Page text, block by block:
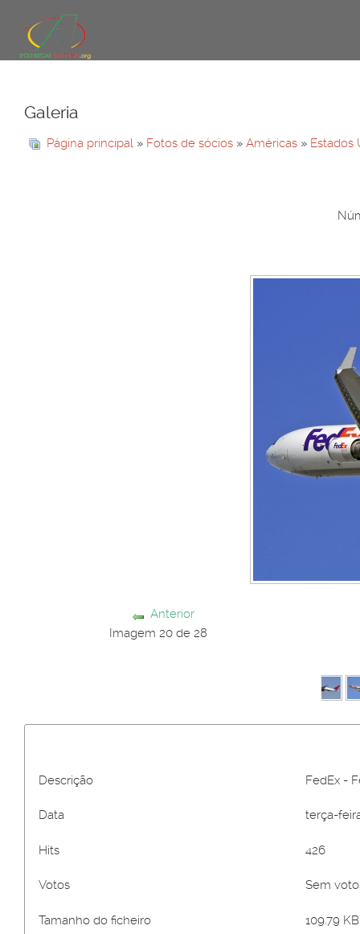
Galeria
Página principal » Fotos de sócios » Américas » Estados
Anterior
Imagem 20 de 28
Descrição FedEx -
Data terça-
Hits 426
Votos Sem
Tamanho do ficheiro 109.79